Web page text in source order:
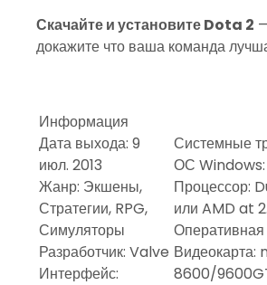
Скачайте и установите Dota 2
докажите что ваша команда
Информация
Дата выхода: 9
июл. 2013
Жанр: Экшены,
Стратегии, RPG,
Симуляторы
Разработчик: Valve
Интерфейс:
Системные
ОС Windows:
Процессор:
или AMD at
Видеокарта:
8600/